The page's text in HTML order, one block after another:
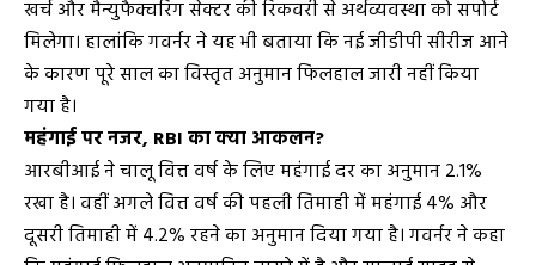
खर्च और मैन्युफैक्चरिंग सेक्टर की रिकवरी से अर्थव्यवस्था को सपोर्ट
मिलेगा। हालांकि गवर्नर ने यह भी बताया कि नई जीडीपी सीरीज आने
के कारण पूरे साल का विस्तृत अनुमान फिलहाल जारी नहीं किया
गया है।
महंगाई पर नजर, RBI का क्या आकलन?
आरबीआई ने चालू वित्त वर्ष के लिए महंगाई दर का अनुमान 2.1%
रखा है। वहीं अगले वित्त वर्ष की पहली तिमाही में महंगाई 4% और
दूसरी तिमाही में 4.2% रहने का अनुमान दिया गया है। गवर्नर ने कहा